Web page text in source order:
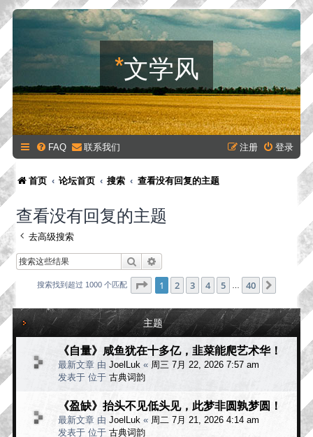
*文学风
FAQ 联系我们 登录
注册
首页 论坛首页 搜索 查看没有回复的主题
查看没有回复的主题
去高级搜索
搜索
搜索找到超过 1000 个匹配 分页：1 40
1 2 3 4 5 40 下一页
主题
《自量》咸鱼犹在十多亿，韭菜能爬艺术华！
最新文章 由 JoelLuk « 周三 7月 22, 2026 7:57 am
发表于 位于 古典词韵
《盈缺》抬头不见低头见，此梦非圆孰梦圆！
最新文章 由 JoelLuk « 周二 7月 21, 2026 4:14 am
发表于 位于 古典词韵